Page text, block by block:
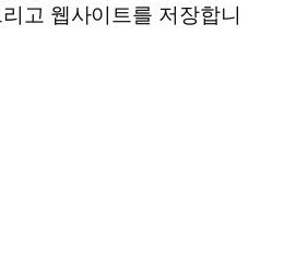
고 웹사이트를 저장합니